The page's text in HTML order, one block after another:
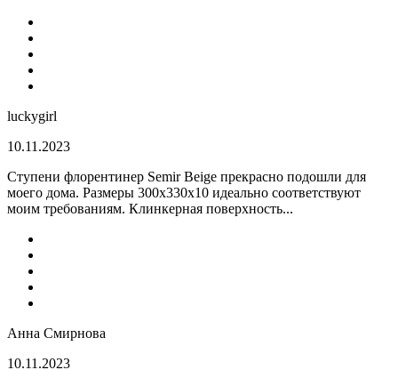
luckygirl
10.11.2023
Ступени флорентинер Semir Beige прекрасно подошли для
моего дома. Размеры 300х330х10 идеально соответствуют
моим требованиям. Клинкерная поверхность...
Анна Смирнова
10.11.2023